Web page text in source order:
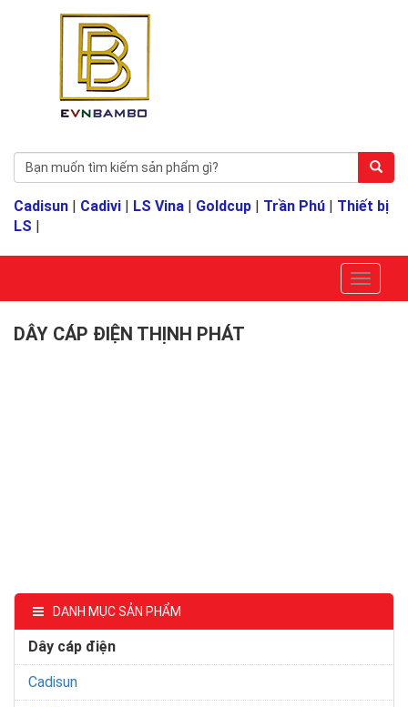
Cadisun | Cadivi | LS Vina | Goldcup | Trần Phú | Thiết bị
LS |
DÂY CÁP ĐIỆN THỊNH PHÁT
DANH MỤC SẢN PHẨM
Dây cáp điện
Cadisun